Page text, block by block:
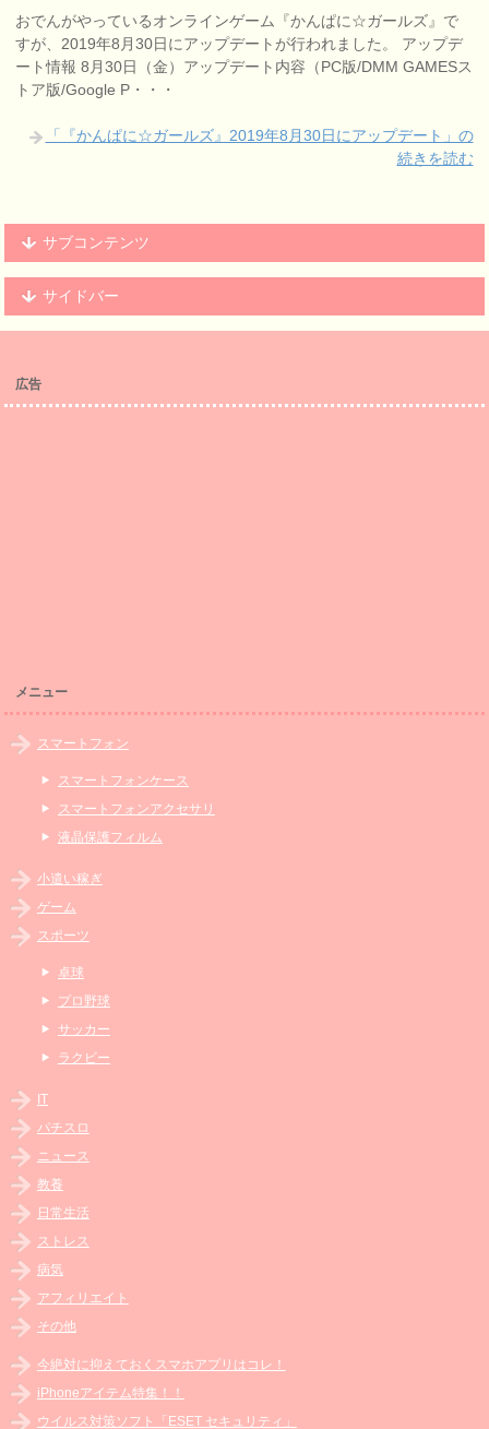
おでんがやっているオンラインゲーム『かんぱに☆ガールズ』で
すが、2019年8月30日にアップデートが行われました。 アップデ
ート情報 8月30日（金）アップデート内容（PC版/DMM GAMESス
トア版/Google P・・・
「『かんぱに☆ガールズ』2019年8月30日にアップデート」の
続きを読む
サブコンテンツ
サイドバー
広告
メニュー
スマートフォン
スマートフォンケース
スマートフォンアクセサリ
液晶保護フィルム
小遣い稼ぎ
ゲーム
スポーツ
卓球
プロ野球
サッカー
ラクビー
IT
パチスロ
ニュース
教養
日常生活
ストレス
病気
アフィリエイト
その他
今絶対に抑えておくスマホアプリはコレ！
iPhoneアイテム特集！！
ウイルス対策ソフト「ESET セキュリティ」